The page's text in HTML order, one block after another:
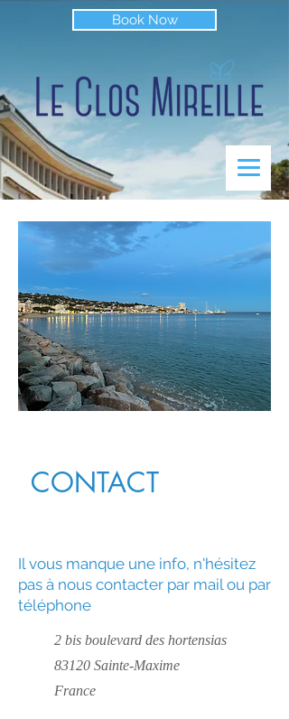
Book Now
CONTACT
Il vous manque une info, n'hésitez
pas à nous contacter par mail ou par
téléphone
2 bis boulevard des hortensias
83120 Sainte-Maxime
France